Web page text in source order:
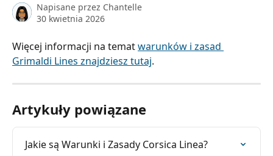
Napisane przez Chantelle
30 kwietnia 2026
Więcej informacji na temat warunków i zasad
Grimaldi Lines znajdziesz tutaj.
Artykuły powiązane
Jakie są Warunki i Zasady Corsica Linea?